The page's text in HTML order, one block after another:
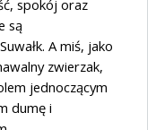
spokój oraz
są
A miś, jako
zwierzak,
jednoczącym
dumę i